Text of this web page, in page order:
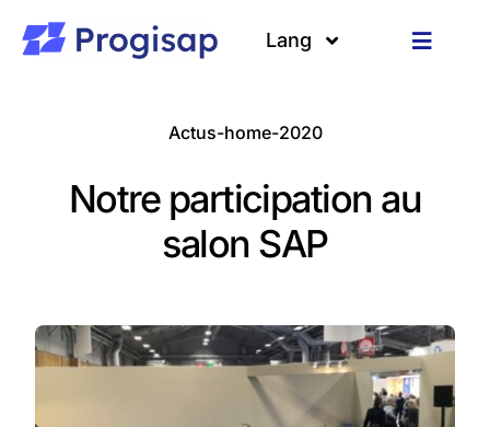
contenu
Toggle
Lang
Actus-home-2020
Notre participation au
salon SAP